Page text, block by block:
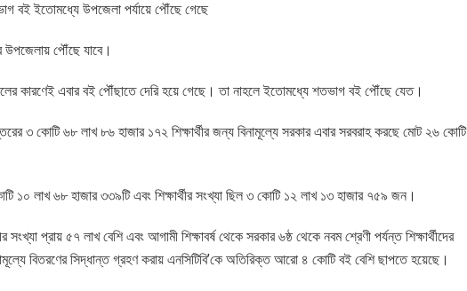
বই ইতোমধ্যে উপজেলা পর্যায়ে পৌঁছে গেছে
উপজেলায় পৌঁছে যাবে।
কারণেই এবার বই পৌঁছাতে দেরি হয়ে গেছে। তা নাহলে ইতোমধ্যে শতভাগ বই পৌঁছে যেত।
৩ কোটি ৬৮ লাখ ৮৬ হাজার ১৭২ শিক্ষার্থীর জন্য বিনামূল্যে সরকার এবার সরবরাহ করছে মোট ২৬ কোটি
১০ লাখ ৬৮ হাজার ৩৩৯টি এবং শিক্ষার্থীর সংখ্যা ছিল ৩ কোটি ১২ লাখ ১৩ হাজার ৭৫৯ জন।
সংখ্যা প্রায় ৫৭ লাখ বেশি এবং আগামী শিক্ষাবর্ষ থেকে সরকার ৬ষ্ঠ থেকে নবম শ্রেণী পর্যন্ত শিক্ষার্থীদের
বিতরণের সিদ্ধান্ত গ্রহণ করায় এনসিটিবি’কে অতিরিক্ত আরো ৪ কোটি বই বেশি ছাপতে হয়েছে।